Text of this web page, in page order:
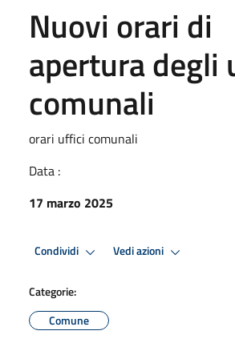
Nuovi orari di
apertura degli
comunali
orari uffici comunali
Data :
17 marzo 2025
Condividi Vedi azioni
Categorie:
Comune